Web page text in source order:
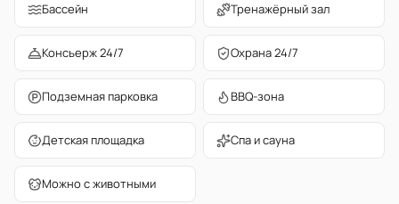
Бассейн Тренажёрный зал
Консьерж 24/7 Охрана 24/7
Подземная парковка BBQ-зона
Детская площадка Спа и сауна
Можно с животными